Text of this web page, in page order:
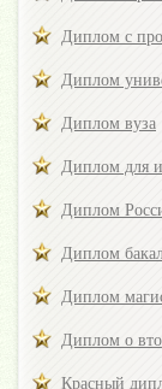
Диплом с
Диплом
Диплом вуза
Диплом для
Диплом
Диплом
Диплом
Диплом о
Красный